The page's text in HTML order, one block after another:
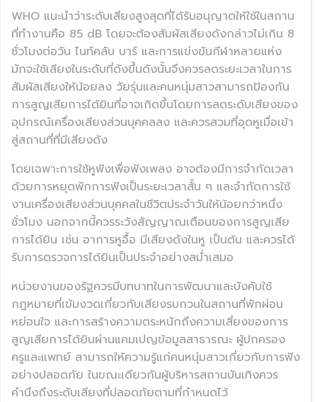
WHO แนะนำว่าระดับเสียงสูงสุดที่ได้รับอนุญาตให้ใช้ในสถาน
ที่ทำงานคือ 85 dB โดยจะต้องสัมผัสเสียงดังกล่าวไม่เกิน 8
ชั่วโมงต่อวัน ไนท์คลับ บาร์ และการแข่งขันกีฬาหลายแห่ง
มักจะใช้เสียงในระดับที่ดังขึ้นดังนั้นจึงควรลดระยะเวลาในการ
สัมผัสเสียงให้น้อยลง วัยรุ่นและคนหนุ่มสาวสามารถป้องกัน
การสูญเสียการได้ยินที่อาจเกิดขึ้นโดยการลดระดับเสียงของ
อุปกรณ์เครื่องเสียงส่วนบุคคลลง และควรสวมที่อุดหูเมื่อเข้า
สู่สถานที่ที่มีเสียงดัง
โดยเฉพาะการใช้หูฟังเพื่อฟังเพลง อาจต้องมีการจำกัดเวลา
ด้วยการหยุดพักการฟังเป็นระยะเวลาสั้น ๆ และจำกัดการใช้
งานเครื่องเสียงส่วนบุคคลในชีวิตประจำวันให้น้อยกว่าหนึ่ง
ชั่วโมง นอกจากนี้ควรระวังสัญญาณเตือนของการสูญเสีย
การได้ยิน เช่น อาการหูอื้อ มีเสียงดังในหู เป็นต้น และควรได้
รับการตรวจการได้ยินเป็นประจำอย่างสม่ำเสมอ
หน่วยงานของรัฐควรมีบทบาทในการพัฒนาและบังคับใช้
กฎหมายที่เข้มงวดเกี่ยวกับเสียงรบกวนในสถานที่พักผ่อน
หย่อนใจ และการสร้างความตระหนักถึงความเสี่ยงของการ
สูญเสียการได้ยินผ่านแคมเปญข้อมูลสาธารณะ ผู้ปกครอง
ครูและแพทย์ สามารถให้ความรู้แก่คนหนุ่มสาวเกี่ยวกับการฟัง
อย่างปลอดภัย ในขณะเดียวกันผู้บริหารสถานบันเทิงควร
คำนึงถึงระดับเสียงที่ปลอดภัยตามที่กำหนดไว้